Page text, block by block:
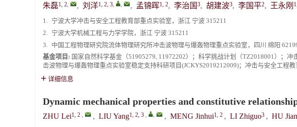
朱磊1, 2, , 刘洋1, 2, 3, , , 孟锦晖1, 2, 李治国 3, 胡建波3, 李国平2, 王永刚
1. 宁波大学冲击与安全工程教育部重点实验室，浙江 宁波 315211
2. 宁波大学机械工程与力学学院，浙江 宁波 315211
3. 中国工程物理研究院流体物理研究所冲击波物理与爆轰物理重点实验室，四川 绵阳
基金项目: 国家自然科学基金（51905279, 11972202）；科学挑战计划（TZ2018001）；
击波物理与爆轰物理重点实验室稳定支持科研项目(JCKYS2019212009)；冲击与安全工程教
详细信息
Dynamic mechanical properties and constitutive
ZHU Lei1, 2 , , LIU Yang1, 2, 3 , , , MENG Jinhui1, 2 , LI Zhiguo3 , HU